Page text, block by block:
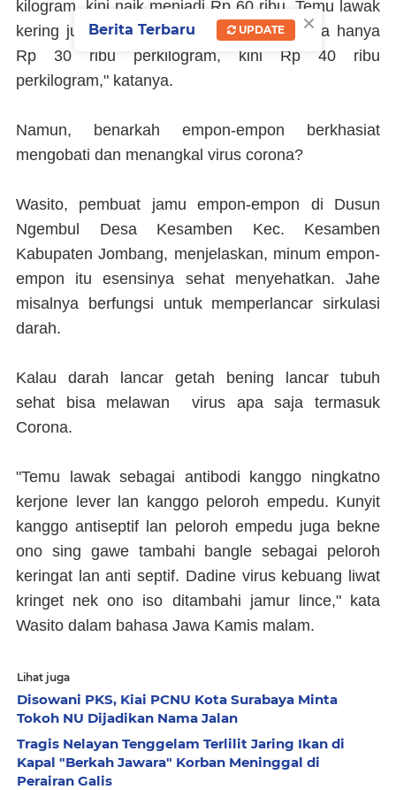
kilogram, kini naik menjadi Rp 60 ribu. Temu lawak
kering juga mengalami kenaikan. Biasanya hanya
Rp 30 ribu perkilogram, kini Rp 40 ribu
perkilogram," katanya.
Namun, benarkah empon-empon berkhasiat
mengobati dan menangkal virus corona?
Wasito, pembuat jamu empon-empon di Dusun
Ngembul Desa Kesamben Kec. Kesamben
Kabupaten Jombang, menjelaskan, minum empon-
empon itu esensinya sehat menyehatkan. Jahe
misalnya berfungsi untuk memperlancar sirkulasi
darah.
Kalau darah lancar getah bening lancar tubuh
sehat bisa melawan virus apa saja termasuk
Corona.
"Temu lawak sebagai antibodi kanggo ningkatno
kerjone lever lan kanggo peloroh empedu. Kunyit
kanggo antiseptif lan peloroh empedu juga bekne
ono sing gawe tambahi bangle sebagai peloroh
keringat lan anti septif. Dadine virus kebuang liwat
kringet nek ono iso ditambahi jamur lince," kata
Wasito dalam bahasa Jawa Kamis malam.
Lihat juga
Disowani PKS, Kiai PCNU Kota Surabaya Minta
Tokoh NU Dijadikan Nama Jalan
Tragis Nelayan Tenggelam Terlilit Jaring Ikan di
Kapal "Berkah Jawara" Korban Meninggal di
Perairan Galis
×
Berita Terbaru UPDATE